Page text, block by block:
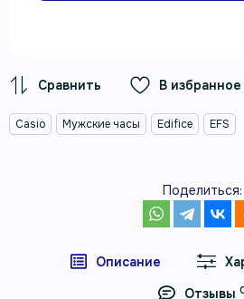
В избранное
Casio Мужские часы Edifice EFS
Поделиться:
Описание
Отзывы